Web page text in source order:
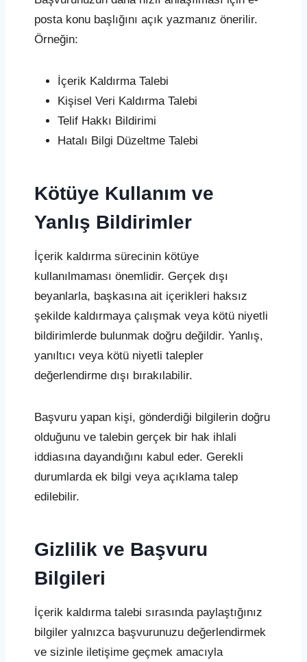
posta konu başlığını açık yazmanız önerilir.
Örneğin:
İçerik Kaldırma Talebi
Kişisel Veri Kaldırma Talebi
Telif Hakkı Bildirimi
Hatalı Bilgi Düzeltme Talebi
Kötüye Kullanım ve
Yanlış Bildirimler
İçerik kaldırma sürecinin kötüye
kullanılmaması önemlidir. Gerçek dışı
beyanlarla, başkasına ait içerikleri haksız
şekilde kaldırmaya çalışmak veya kötü niyetli
bildirimlerde bulunmak doğru değildir. Yanlış,
yanıltıcı veya kötü niyetli talepler
değerlendirme dışı bırakılabilir.
Başvuru yapan kişi, gönderdiği bilgilerin doğru
olduğunu ve talebin gerçek bir hak ihlali
iddiasına dayandığını kabul eder. Gerekli
durumlarda ek bilgi veya açıklama talep
edilebilir.
Gizlilik ve Başvuru
Bilgileri
İçerik kaldırma talebi sırasında paylaştığınız
bilgiler yalnızca başvurunuzu değerlendirmek
ve sizinle iletişime geçmek amacıyla